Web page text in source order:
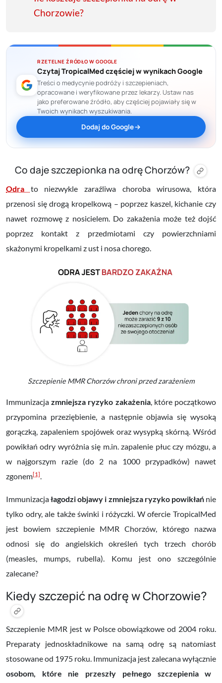
Chorzowie?
RZETELNE ŹRÓDŁO W GOOGLE
Czytaj TropicalMed częściej w wynikach Google
Treści o medycynie podróży i szczepieniach,
opracowane i weryfikowane przez lekarzy. Ustaw nas
jako preferowane źródło, aby częściej pojawiały się w
Twoich wynikach wyszukiwania.
Dodaj do Google
Co daje szczepionka na odrę Chorzów?
Odra to niezwykle zaraźliwa choroba wirusowa, która
przenosi się drogą kropelkową – poprzez kaszel, kichanie czy
nawet rozmowę z nosicielem. Do zakażenia może też dojść
poprzez kontakt z przedmiotami czy powierzchniami
skażonymi kropelkami z ust i nosa chorego.
Szczepienie MMR Chorzów chroni przed zarażeniem
Immunizacjazmniejsza ryzyko zakażenia, które początkowo
przypomina przeziębienie, a następnie objawia się wysoką
gorączką, zapaleniem spojówek oraz wysypką skórną. Wśród
powikłań odry wyróżnia się m.in. zapalenie płuc czy mózgu, a
w najgorszym razie (do 2 na 1000 przypadków) nawet
zgonem[1].
Immunizacjałagodzi objawy i zmniejsza ryzyko powikłańnie
tylko odry, ale także świnki i różyczki. W ofercie TropicalMed
jest bowiem szczepienie MMR Chorzów, którego nazwa
odnosi się do angielskich określeń tych trzech chorób
(measles, mumps, rubella). Komu jest ono szczególnie
zalecane?
Kiedy szczepić na odrę w Chorzowie?
Szczepienie MMR jest w Polsce obowiązkowe od 2004 roku.
Preparaty jednoskładnikowe na samą odrę są natomiast
stosowane od 1975 roku. Immunizacja jest zalecana wyłącznie
osobom, które nie przeszły pełnego szczepienia w